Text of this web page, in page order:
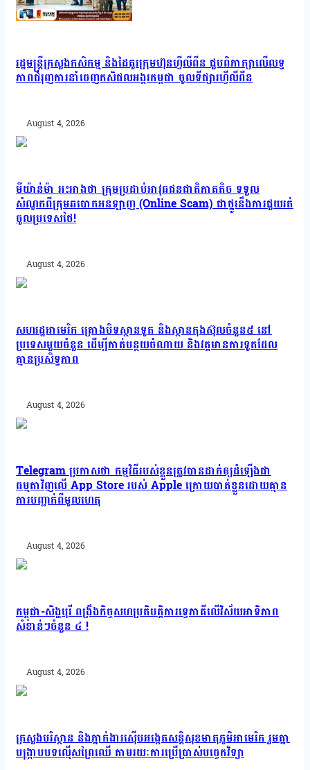
រដ្ឋមន្រ្តីក្រសួងកសិកម្ម និងដៃគូរក្រុមហ៊ុនហ្វីលីពីន ជួបពិភាក្សាលើលទ្ធ
ភាពជំរុញការនាំចេញកសិផលអង្ករកម្ពុជា ចូលទីផ្សារហ្វីលីពីន
August 4, 2026
មីយ៉ាន់ម៉ា អះអាងថា ក្រុមប្រដាប់អាវុធជនជាតិភាគតិច ទទួល
សំណូកពីក្រុមឆបោកអនឡាញ (Online Scam) ជាថ្នូរនឹងការជួយរត់
ចូលប្រទេសថៃ!
August 4, 2026
សហរដ្ឋអាមេរិក គ្រោងបិទស្ថានទូត និងស្ថានកុងស៊ុលចំនួន៥ នៅ
ប្រទេសមួយចំនួន ដើម្បីកាត់បន្ថយចំណាយ និងវត្តមានការទូតដែល
គ្មានប្រសិទ្ធភាព
August 4, 2026
Telegram ប្រកាសថា កម្មវិធីរបស់ខ្លួនត្រូវបានដាក់ឲ្យដំឡើងជា
ធម្មតាវិញលើ App Store របស់ Apple ក្រោយបាត់ខ្លួនដោយគ្មាន
ការបញ្ជាក់ពីមូលហេតុ
August 4, 2026
កម្ពុជា-សិង្ហបុរី ពង្រឹងកិច្ចសហប្រតិបត្តិការទ្វេភាគីលើវិស័យអាទិភាព
សំខាន់ៗចំនួន ៤ !
August 4, 2026
ក្រសួងបរិស្ថាន និងភ្នាក់ងារស៊ើបអង្កេតសន្តិសុខមាតុភូមិអាមេរិក រួមគ្នា
បង្រ្កាបបទល្មើសព្រៃឈើ តាមរយៈការប្រើប្រាស់បច្ចេកវិទ្យា